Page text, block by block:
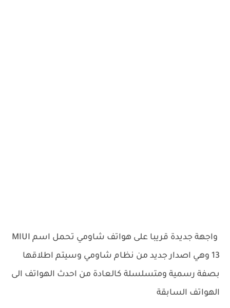
واجهة جديدة قريبا على هواتف شاومي تحمل اسم MIUI
13 وهي اصدار جديد من نظام شاومي وسيتم اطلاقها
بصفة رسمية ومتسلسلة كالعادة من احدث الهواتف الى
الهواتف السابقة